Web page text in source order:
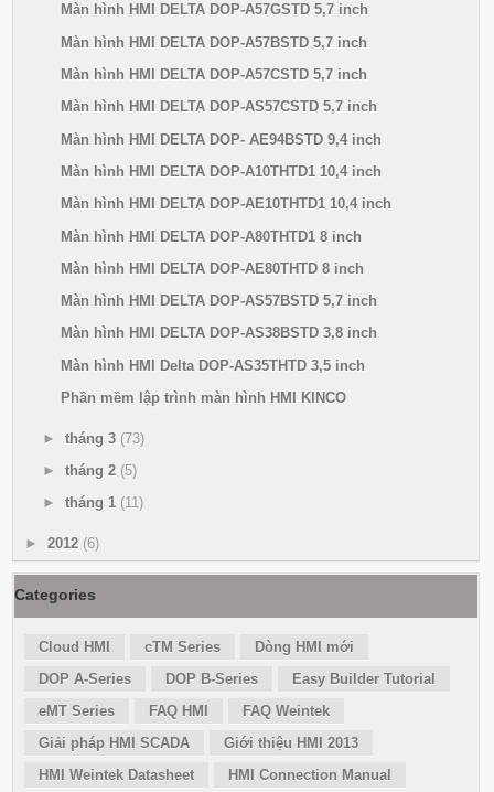
Màn hình HMI DELTA DOP-A57GSTD 5,7 inch
Màn hình HMI DELTA DOP-A57BSTD 5,7 inch
Màn hình HMI DELTA DOP-A57CSTD 5,7 inch
Màn hình HMI DELTA DOP-AS57CSTD 5,7 inch
Màn hình HMI DELTA DOP- AE94BSTD 9,4 inch
Màn hình HMI DELTA DOP-A10THTD1 10,4 inch
Màn hình HMI DELTA DOP-AE10THTD1 10,4 inch
Màn hình HMI DELTA DOP-A80THTD1 8 inch
Màn hình HMI DELTA DOP-AE80THTD 8 inch
Màn hình HMI DELTA DOP-AS57BSTD 5,7 inch
Màn hình HMI DELTA DOP-AS38BSTD 3,8 inch
Màn hình HMI Delta DOP-AS35THTD 3,5 inch
Phần mềm lập trình màn hình HMI KINCO
► tháng 3 (73)
► tháng 2 (5)
► tháng 1 (11)
► 2012 (6)
Categories
Cloud HMI cTM Series
Dòng HMI mới
DOP A-Series
DOP B-Series
Easy Builder Tutorial
eMT Series
FAQ HMI
FAQ Weintek
Giải pháp HMI SCADA
Giới thiệu HMI 2013
HMI Weintek Datasheet
HMI Connection Manual